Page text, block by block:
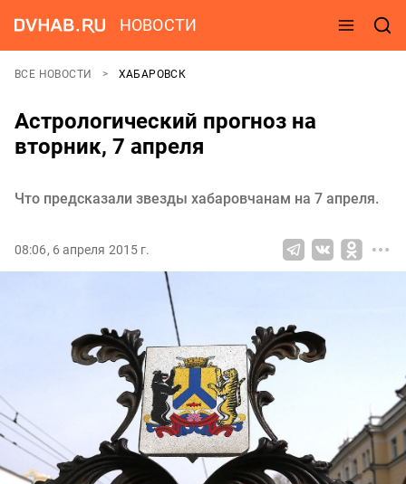
НОВОСТИ
ВСЕ НОВОСТИ ХАБАРОВСК
Астрологический прогноз на
вторник, 7 апреля
Что предсказали звезды хабаровчанам на 7 апреля.
08:06, 6 апреля 2015 г.